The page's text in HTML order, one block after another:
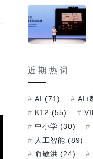
近期热词
AI (71) AI+
K12 (55)
中小学 (30)
人工智能 (89)
俞敏洪 (24)